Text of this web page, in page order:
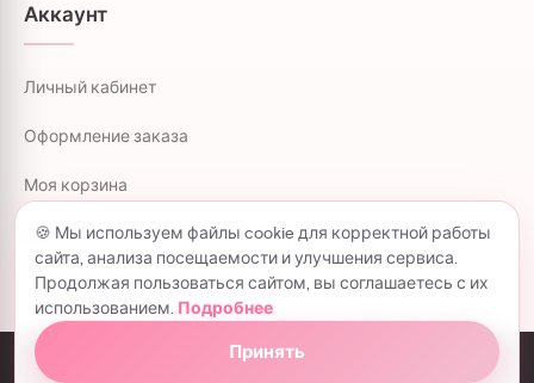
Аккаунт
Личный кабинет
Оформление заказа
Моя корзина
Магазин
colorflowers.ru © 2026 все права защищены.
🍪 Мы используем файлы cookie для корректной работы
сайта, анализа посещаемости и улучшения сервиса.
Продолжая пользоваться сайтом, вы соглашаетесь с их
использованием. Подробнее
Принять